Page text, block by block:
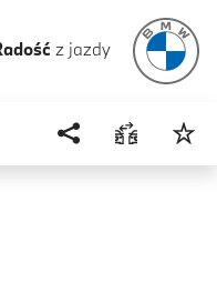
z jazdy